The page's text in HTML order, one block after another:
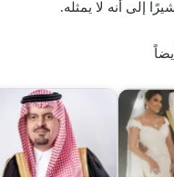
إلى أنه لا يمثله.